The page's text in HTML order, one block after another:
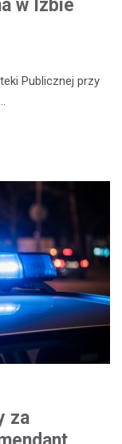
w Izbie
Publicznej przy
za